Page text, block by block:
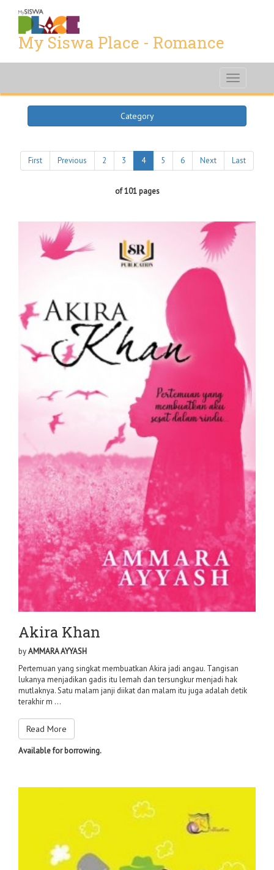
My Siswa Place - Romance
Toggle
Category
First Previous 2 3 4 5 6 Next Last
of 101 pages
Akira Khan
byAMMARA AYYASH
Pertemuan yang singkat membuatkan Akira jadi angau. Tangisan
lukanya menjadikan gadis itu lemah dan tersungkur menjadi hak
mutlaknya. Satu malam janji diikat dan malam itu juga adalah detik
terakhir m ...
Read More
Available for borrowing.